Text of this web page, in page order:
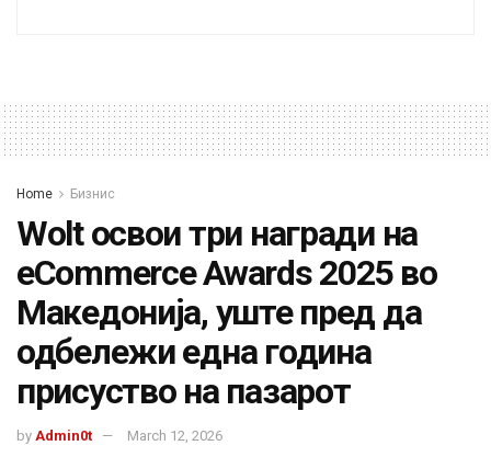
Home Бизнис
Wolt освои три награди на
eCommerce Awards 2025 во
Македонија, уште пред да
одбележи една година
присуство на пазарот
by Admin0t March 12, 2026